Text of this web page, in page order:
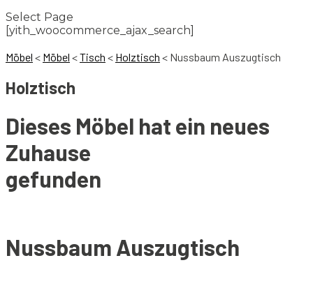
Select Page
[yith_woocommerce_ajax_search]
Möbel < Möbel <Tisch < Holztisch < Nussbaum Auszugtisch
Holztisch
Dieses Möbel hat ein neues
Zuhause
gefunden
Nussbaum Auszugtisch